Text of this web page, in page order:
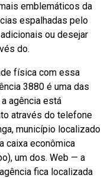
emblemáticos da
espalhadas pelo
ou desejar
do.
física com essa
3880 é uma das
agência está
através do telefone
município localizado
caixa econômica
um dos. Web — a
fica localizada